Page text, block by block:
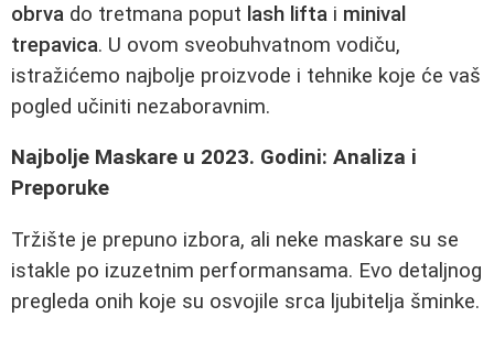
obrva do tretmana poput lash lifta i minival
trepavica. U ovom sveobuhvatnom vodiču,
istražićemo najbolje proizvode i tehnike koje će vaš
pogled učiniti nezaboravnim.
Najbolje Maskare u 2023. Godini: Analiza i
Preporuke
Tržište je prepuno izbora, ali neke maskare su se
istakle po izuzetnim performansama. Evo detaljnog
pregleda onih koje su osvojile srca ljubitelja šminke.